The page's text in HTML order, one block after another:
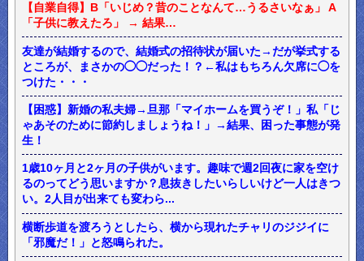
【自業自得】B「いじめ？昔のことなんて…うるさいなぁ」 A
「子供に教えたろ」 → 結果…
友達が結婚するので、結婚式の招待状が届いた→だが挙式する
ところが、まさかの◯◯だった！？←私はもちろん欠席に◯を
つけた・・・
【困惑】新婚の私夫婦→旦那「マイホームを買うぞ！」私「じ
ゃあそのために節約しましょうね！」→結果、困った事態が発
生！
1歳10ヶ月と2ヶ月の子供がいます。趣味で週2回夜に家を空け
るのってどう思いますか？息抜きしたいらしいけど一人はきつ
い。2人目が出来ても変わら...
横断歩道を渡ろうとしたら、横から現れたチャリのジジイに
「邪魔だ！」と怒鳴られた。